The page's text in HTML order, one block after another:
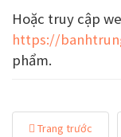
Hoặc truy cập
https://
phẩm.
Trang trước